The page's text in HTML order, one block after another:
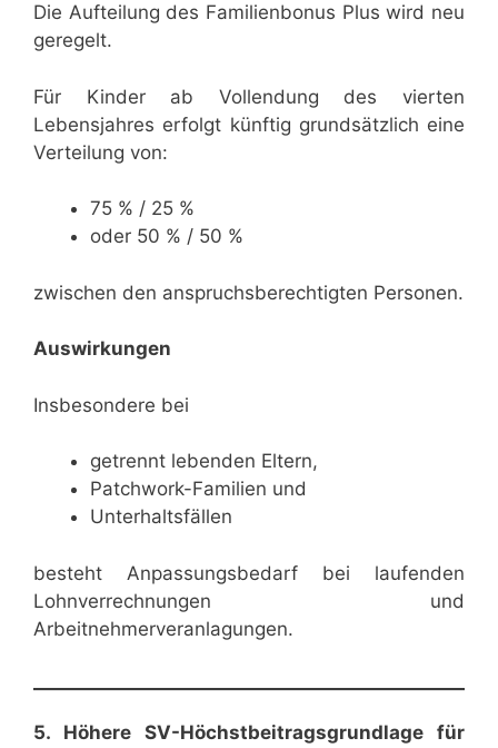
Die Aufteilung des Familienbonus Plus wird neu
geregelt.
Für Kinder ab Vollendung des vierten
Lebensjahres erfolgt künftig grundsätzlich eine
Verteilung von:
75 % / 25 %
oder 50 % / 50 %
zwischen den anspruchsberechtigten Personen.
Auswirkungen
Insbesondere bei
getrennt lebenden Eltern,
Patchwork-Familien und
Unterhaltsfällen
besteht Anpassungsbedarf bei laufenden
Lohnverrechnungen und
Arbeitnehmerveranlagungen.
5. Höhere SV-Höchstbeitragsgrundlage für